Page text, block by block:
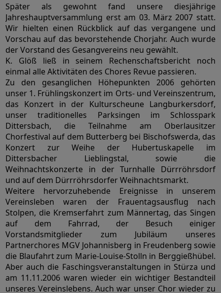
Später als gewohnt fand unsere diesjährige
Jahreshauptversammlung erst am 03. März 2007 statt.
Wir hielten einen Rückblick auf das vergangene und
Vorschau auf das bevorstehende Chorjahr. Auch wurde
der Vorstand des Gesangvereins neu gewählt.
K. Glöß ließ in seinem Rechenschaftsbericht noch
einmal alle Aktivitäten des Chores Revue passieren.
Zu den gesanglichen Höhepunkten 2006 gehörten
unser 1. Frühlingskonzert im Orts- und Vereinszentrum,
das Konzert in der Kulturscheune Langburkersdorf,
unser traditionelles Parksingen im Schlosspark
Dittersbach, die Teilnahme am Oberlausitzer
Chorfestival auf dem Butterberg bei Bischofswerda, das
Konzert zur Weihe der Hubertuskapelle im
Dittersbacher Lieblingstal, sowie die
Weihnachtskonzerte in der Turnhalle Dürrröhrsdorf
und auf dem Dürrröhrsdorfer Weihnachtsmarkt.
Weitere hervorzuhebende Ereignisse in unserem
Vereinsleben waren der Frauentagsausflug nach
Stolpen, die Kremserfahrt zum Männertag, das Singen
auf dem Fahrrad, der Besuch einiger
Vorstandsmitglieder zum Jubiläum unseres
Partnerchores MGV Johannisberg in Freudenberg sowie
die Blaufahrt zum Marie-Louise-Stolln in Berggießhübel.
Aber auch die Faschingsveranstaltungen in Stürza und
am 11.11.2006 waren wieder ein wichtiger Bestandteil
unseres Vereinslebens. Auch war unser Chor wieder zu